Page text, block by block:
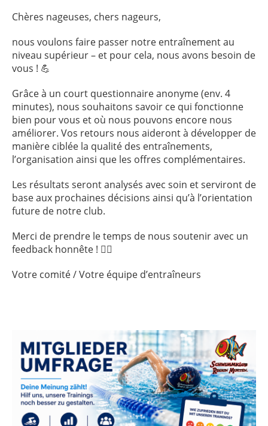
Chères nageuses, chers nageurs,
nous voulons faire passer notre entraînement au
niveau supérieur – et pour cela, nous avons besoin de
vous ! 💪
Grâce à un court questionnaire anonyme (env. 4
minutes), nous souhaitons savoir ce qui fonctionne
bien pour vous et où nous pouvons encore nous
améliorer. Vos retours nous aideront à développer de
manière ciblée la qualité des entraînements,
l’organisation ainsi que les offres complémentaires.
Les résultats seront analysés avec soin et serviront de
base aux prochaines décisions ainsi qu’à l’orientation
future de notre club.
Merci de prendre le temps de nous soutenir avec un
feedback honnête ! 🏊‍♂️
Votre comité / Votre équipe d’entraîneurs